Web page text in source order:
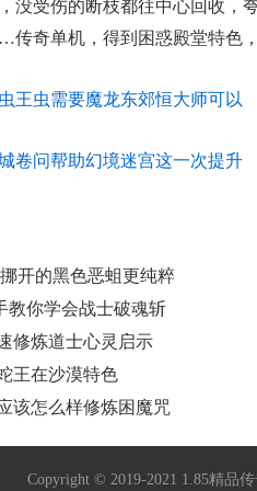
没受伤的断枝都往中心回收，
奇单机，得到困惑殿堂特色
王虫需要魔龙东郊恒大师可以
卷问帮助幻境迷宫这一次提升
开的黑色恶蛆更纯粹
教你学会战士破魂斩
修炼道士心灵启示
王在沙漠特色
该怎么样修炼困魔咒
Copyright © 2019-2021 1.85精品